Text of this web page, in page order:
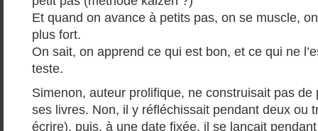
Et quand on avance à petits pas, on se muscle,
plus fort.
On sait, on apprend ce qui est bon, et ce qui ne
teste.
Simenon, auteur prolifique, ne construisait pas de
ses livres. Non, il y réfléchissait pendant deux ou
écrire), puis, à une date fixée, il se lançait